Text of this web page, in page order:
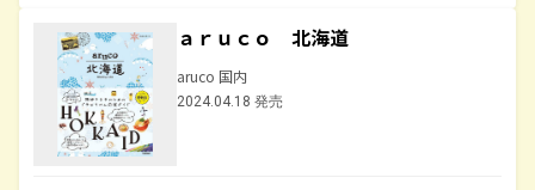
ａｒｕｃｏ 北海道
aruco 国内
2024.04.18 発売